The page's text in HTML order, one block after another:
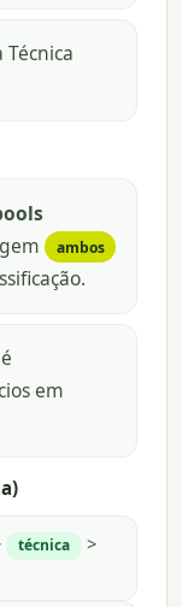
ambos
em
técnica >